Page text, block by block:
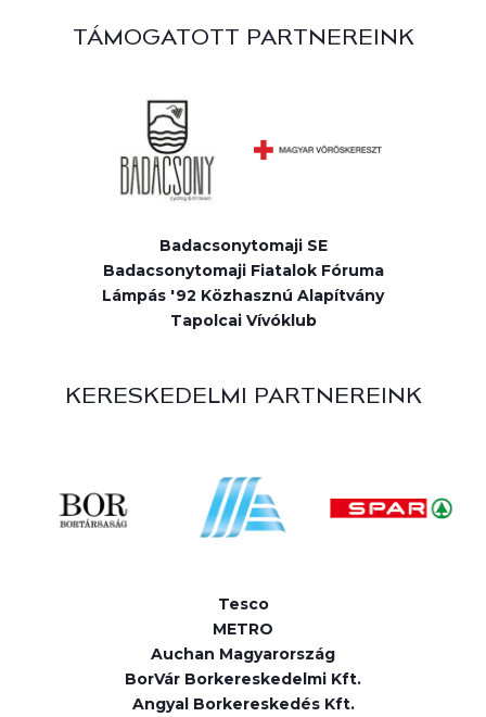
TÁMOGATOTT PARTNEREINK
Badacsonytomaji SE
Badacsonytomaji Fiatalok Fóruma
Lámpás '92 Közhasznú Alapítvány
Tapolcai Vívóklub
KERESKEDELMI PARTNEREINK
Tesco
METRO
Auchan Magyarország
BorVár Borkereskedelmi Kft.
Angyal Borkereskedés Kft.